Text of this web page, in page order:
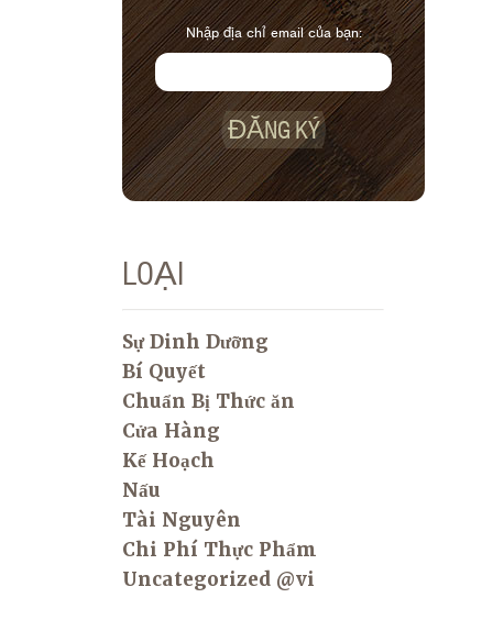
Nhập địa chỉ email của bạn:
ĐĂNG KÝ
LOẠI
Sự Dinh Dưỡng
Bí Quyết
Chuẩn Bị Thức ăn
Cửa Hàng
Kế Hoạch
Nấu
Tài Nguyên
Chi Phí Thực Phẩm
Uncategorized @vi